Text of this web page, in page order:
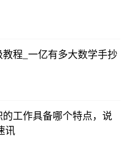
程_一亿有多大数学手抄
工作具备哪个特点，说
讯